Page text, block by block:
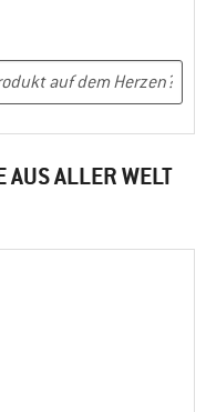
AUS ALLER WELT